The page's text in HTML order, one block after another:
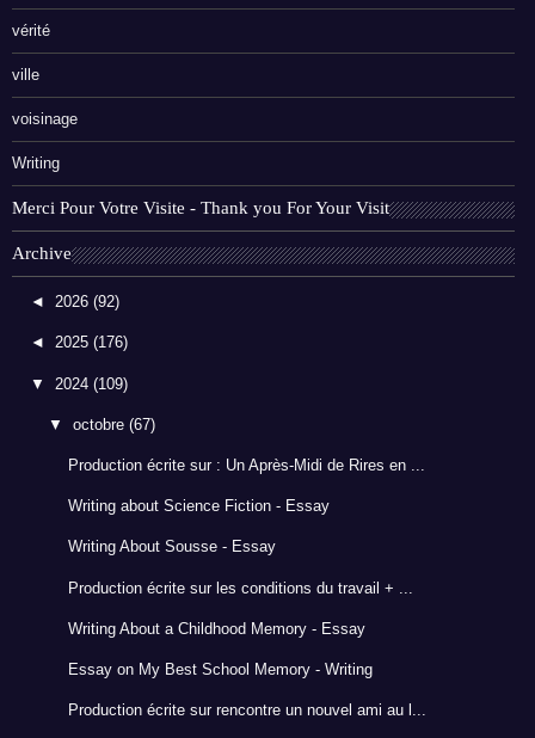
vérité
ville
voisinage
Writing
Merci Pour Votre Visite - Thank you For Your Visit
Archive
◄ 2026 (92)
◄ 2025 (176)
▼ 2024 (109)
▼octobre(67)
Production écrite sur : Un Après-Midi de Rires en ...
Writing about Science Fiction - Essay
Writing About Sousse - Essay
Production écrite sur les conditions du travail + ...
Writing About a Childhood Memory - Essay
Essay on My Best School Memory - Writing
Production écrite sur rencontre un nouvel ami au l...